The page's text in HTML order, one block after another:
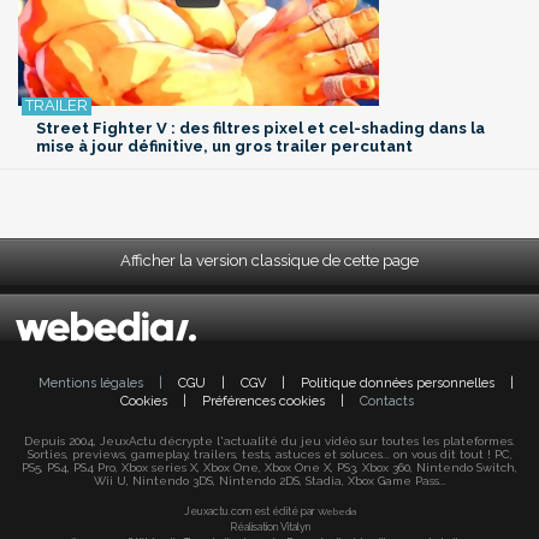
Street Fighter V : des filtres pixel et cel-shading dans la
mise à jour définitive, un gros trailer percutant
Afficher la version classique de cette page
Mentions légales CGU CGV Politique données personnelles
Cookies
Préférences cookies Contacts
Depuis 2004, JeuxActu décrypte l'actualité du jeu vidéo sur toutes les plateformes.
Sorties, previews, gameplay, trailers, tests, astuces et soluces... on vous dit tout ! PC,
PS5, PS4, PS4 Pro, Xbox series X, Xbox One, Xbox One X, PS3, Xbox 360, Nintendo Switch,
Wii U, Nintendo 3DS, Nintendo 2DS, Stadia, Xbox Game Pass...
Jeuxactu.com est édité par Webedia
Réalisation Vitalyn